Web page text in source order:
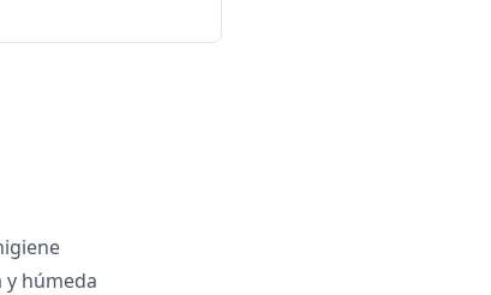
y húmeda